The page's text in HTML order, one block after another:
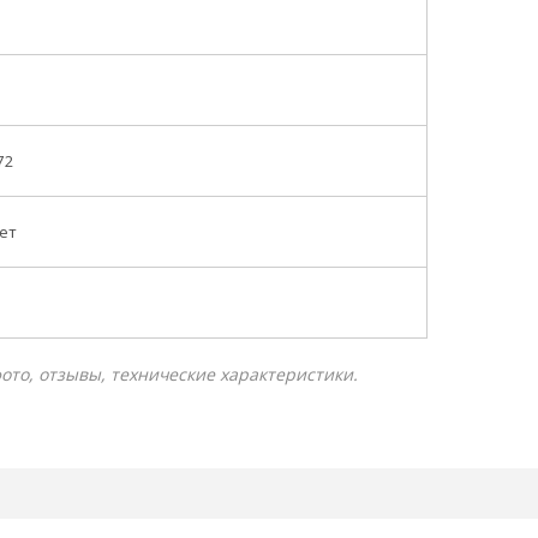
отзывы, технические характеристики.